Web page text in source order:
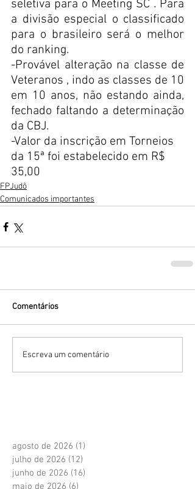
seletiva para o Meeting SC . Para
a divisão especial o classificado
para o brasileiro será o melhor
do ranking.
-Provável alteração na classe de
Veteranos , indo as classes de 10
em 10 anos, não estando ainda,
fechado faltando a determinação
da CBJ.
-Valor da inscrição em Torneios
da 15ª foi estabelecido em R$
35,00
FPJudô
Comunicados importantes
Comentários
Escreva um comentário
agosto de 2026 (1)
julho de 2026 (12)
junho de 2026 (16)
maio de 2026 (6)